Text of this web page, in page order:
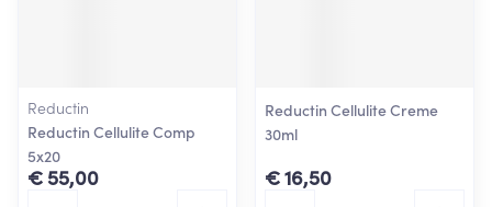
Reductin
Reductin Cellulite Comp
5x20
€ 55,00
Reductin Cellulite Creme
30ml
€ 16,50